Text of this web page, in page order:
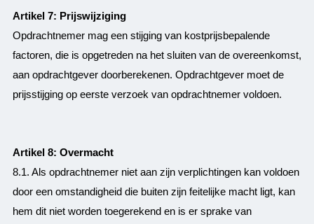
Artikel 7: Prijswijziging
Opdrachtnemer mag een stijging van kostprijsbepalende
factoren, die is opgetreden na het sluiten van de overeenkomst,
aan opdrachtgever doorberekenen. Opdrachtgever moet de
prijsstijging op eerste verzoek van opdrachtnemer voldoen.
Artikel 8: Overmacht
8.1. Als opdrachtnemer niet aan zijn verplichtingen kan voldoen
door een omstandigheid die buiten zijn feitelijke macht ligt, kan
hem dit niet worden toegerekend en is er sprake van